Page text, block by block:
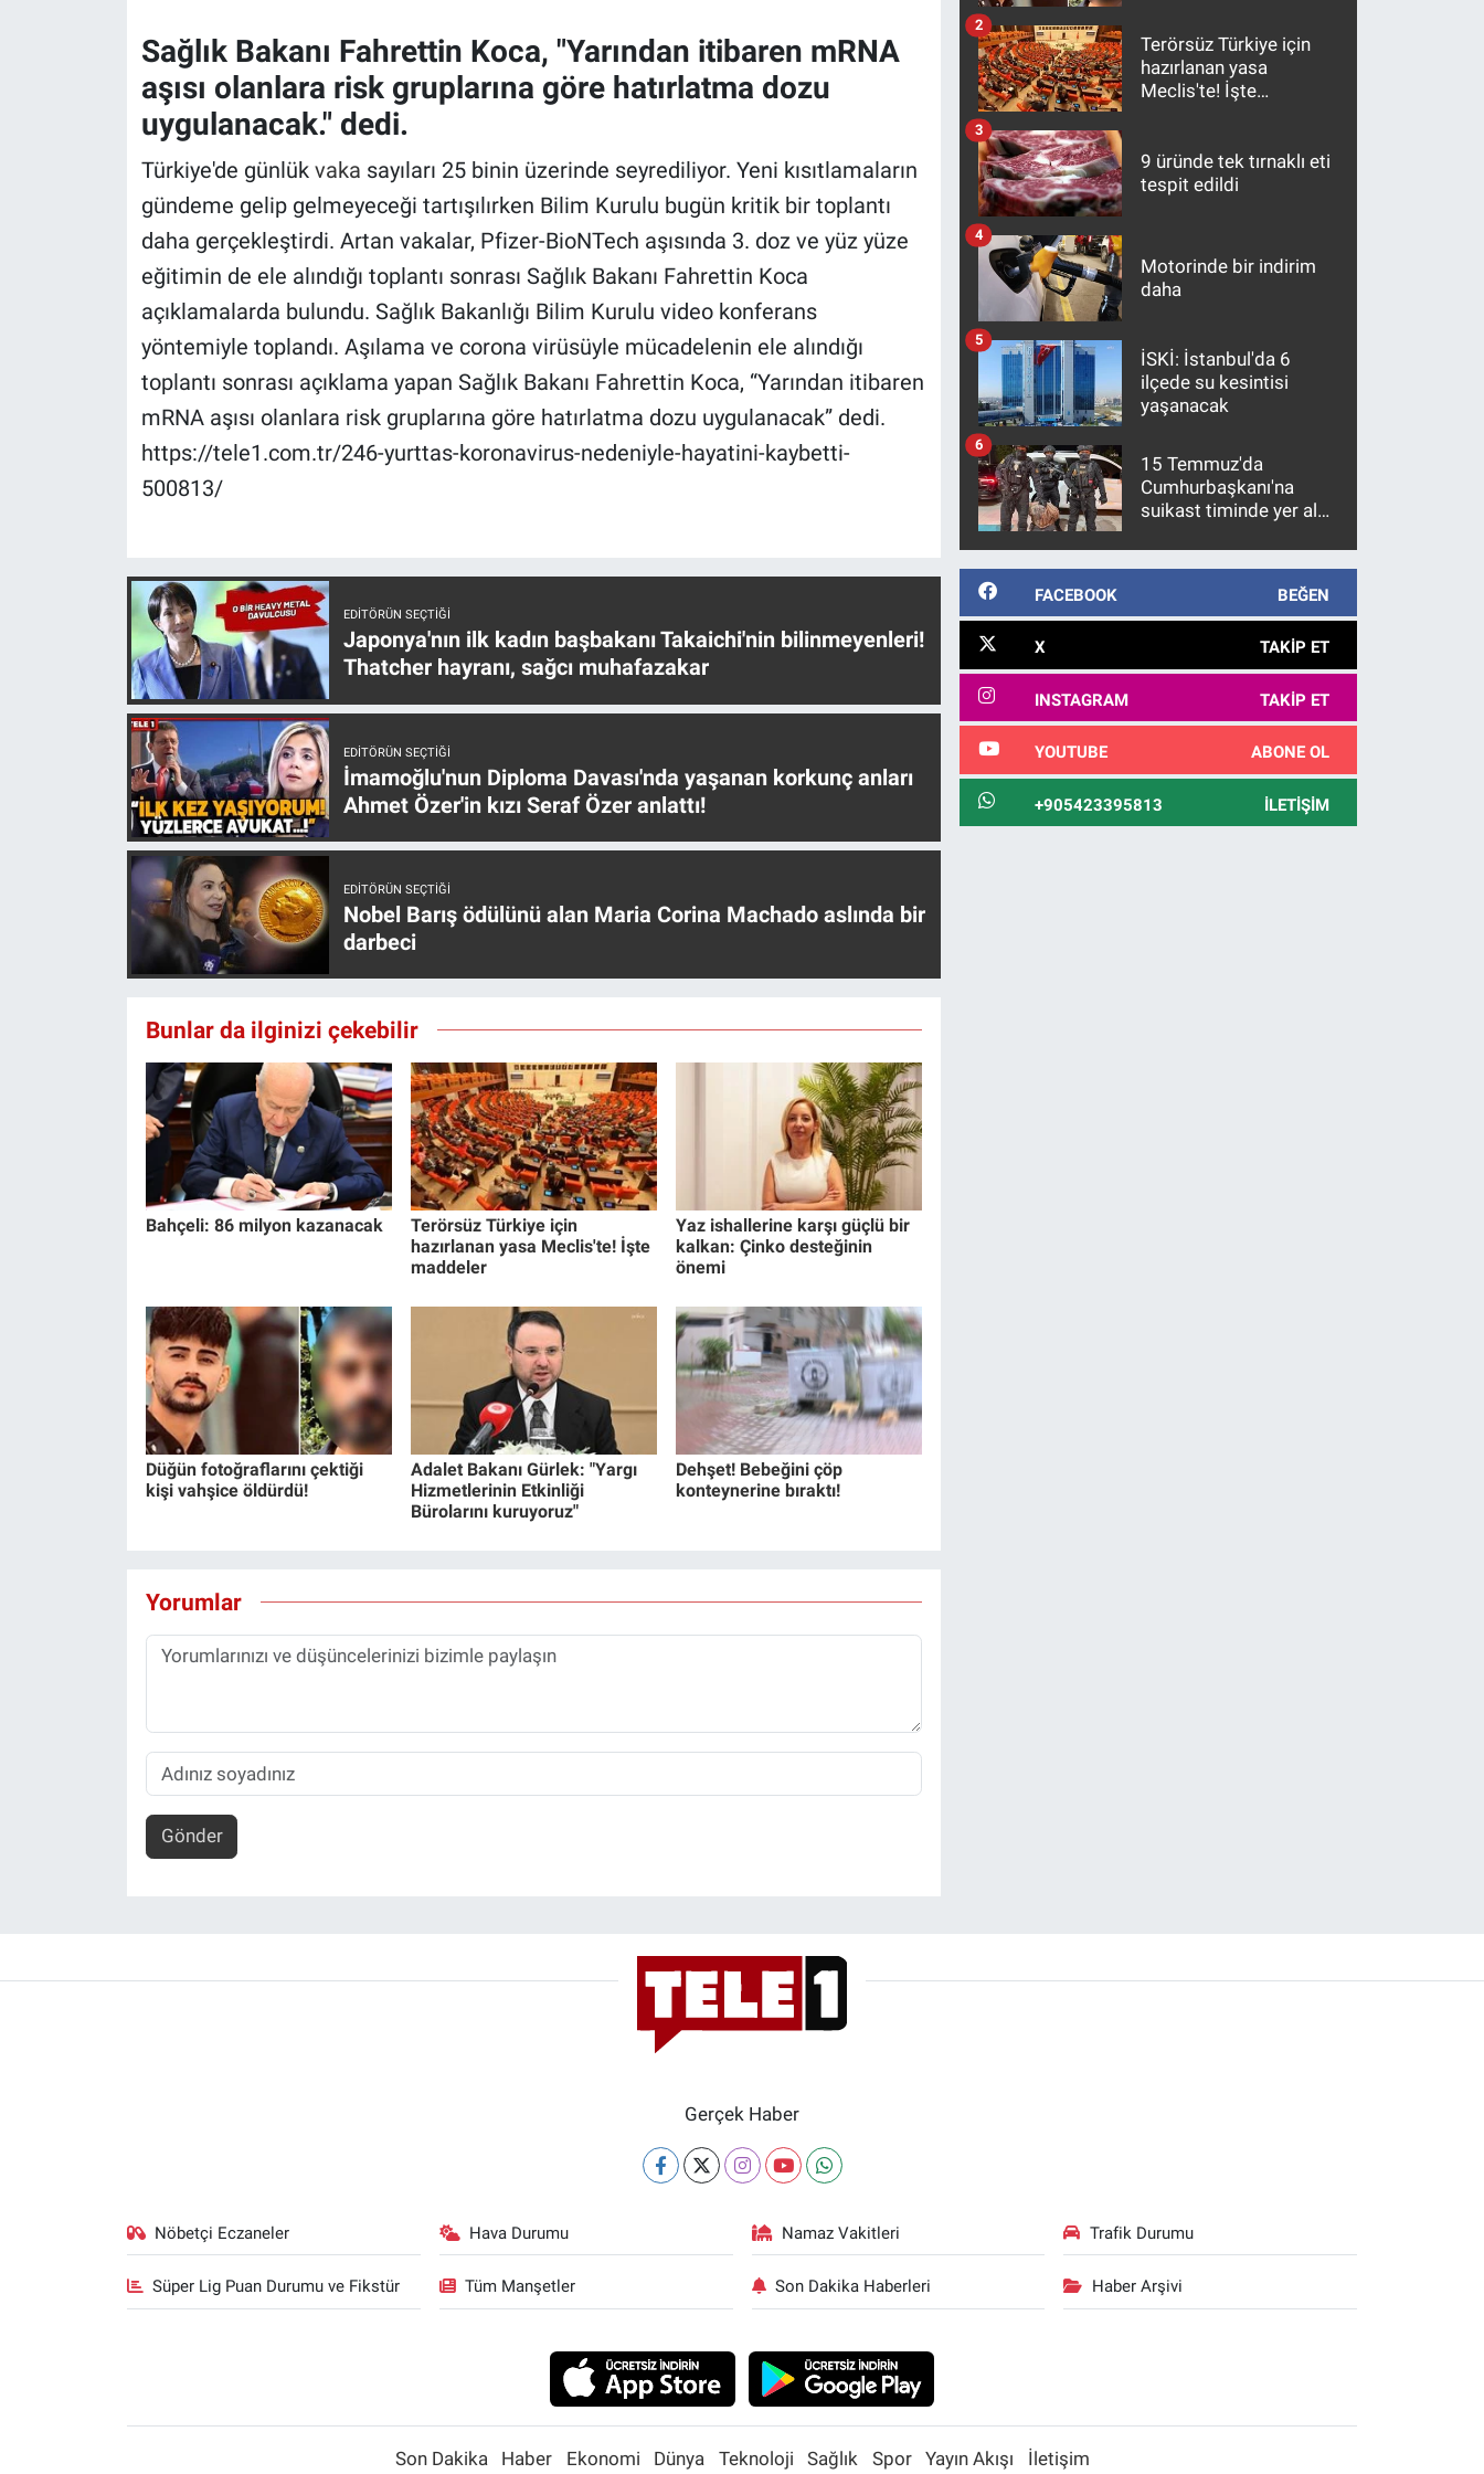
Sağlık Bakanı Fahrettin Koca, "Yarından itibaren mRNA
aşısı olanlara risk gruplarına göre hatırlatma dozu
uygulanacak." dedi.
Türkiye'de günlük vaka sayıları 25 binin üzerinde seyrediliyor. Yeni kısıtlamaların
gündeme gelip gelmeyeceği tartışılırken Bilim Kurulu bugün kritik bir toplantı
daha gerçekleştirdi. Artan vakalar, Pfizer-BioNTech aşısında 3. doz ve yüz yüze
eğitimin de ele alındığı toplantı sonrası Sağlık Bakanı Fahrettin Koca
açıklamalarda bulundu. Sağlık Bakanlığı Bilim Kurulu video konferans
yöntemiyle toplandı. Aşılama ve corona virüsüyle mücadelenin ele alındığı
toplantı sonrası açıklama yapan Sağlık Bakanı Fahrettin Koca, “Yarından itibaren
mRNA aşısı olanlara risk gruplarına göre hatırlatma dozu uygulanacak” dedi.
https://tele1.com.tr/246-yurttas-koronavirus-nedeniyle-hayatini-kaybetti-
500813/
EDITÖRÜN SEÇTIĞI
Japonya'nın ilk kadın başbakanı Takaichi'nin bilinmeyenleri!
Thatcher hayranı, sağcı muhafazakar
EDITÖRÜN SEÇTIĞI
İmamoğlu'nun Diploma Davası'nda yaşanan korkunç anları
Ahmet Özer'in kızı Seraf Özer anlattı!
EDITÖRÜN SEÇTIĞI
Nobel Barış ödülünü alan Maria Corina Machado aslında bir
darbeci
Bunlar da ilginizi çekebilir
Bahçeli: 86 milyon kazanacak
Terörsüz Türkiye için
hazırlanan yasa Meclis'te! İşte
maddeler
Yaz ishallerine karşı güçlü bir
kalkan: Çinko desteğinin
önemi
Düğün fotoğraflarını çektiği
kişi vahşice öldürdü!
Adalet Bakanı Gürlek: "Yargı
Hizmetlerinin Etkinliği
Bürolarını kuruyoruz"
Dehşet! Bebeğini çöp
konteynerine bıraktı!
Yorumlar
Gönder
Terörsüz Türkiye için
hazırlanan yasa
Meclis'te! İşte
2
9 üründe tek tırnaklı eti
tespit edildi
3
Motorinde bir indirim
daha
4
İSKİ: İstanbul'da 6
ilçede su kesintisi
yaşanacak
5
15 Temmuz'da
Cumhurbaşkanı'na
suikast timinde yer alan
10 yıl sonra yakalandı
6
FACEBOOK BEĞEN
X TAKIP ET
INSTAGRAM TAKIP ET
YOUTUBE ABONE OL
+905423395813 İLETIŞIM
Gerçek Haber
Nöbetçi Eczaneler Hava Durumu Namaz Vakitleri Trafik Durumu
Süper Lig Puan Durumu ve Fikstür Tüm Manşetler Son Dakika Haberleri Haber Arşivi
Son Dakika Haber Ekonomi Dünya Teknoloji Sağlık Spor Yayın Akışı İletişim
Gündem Özel
Günün görüntüsü
Koronavirüs
Kültür Sanat
Ne demişti
Programlar
Teknoloji
Türkiye'nin Geleceği
Türkiye'nin Gündemi
Yerel Gündem
Canlı Yayın